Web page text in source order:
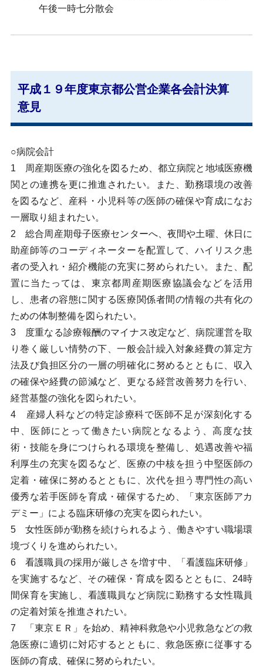
午後一時七分散会
平成１９年度東京都公営企業各会計決算
意見
○病院会計
1 周産期医療の強化を図るため、都立病院と地域医療機
関との連携を更に推進されたい。また、勤務環境の改善
を図るなど、産科・小児科等の医師の確保や育成になお
一層取り組まれたい。
2 総合周産期母子医療センターへ、夜間や土曜、休日に
助産師等のコーディネーターを配置して、ハイリスク患
者の受入れ・紹介機能の充実に努められたい。また、配
置に当たっては、東京都周産期医療協議会などを活用
し、患者の容態に関する医療関係者間の情報の共有化の
ための体制整備を図られたい。
3 度重なる診療報酬のマイナス改定など、病院運営を取
り巻く厳しい情勢の下、一般会計繰入対象経費の算定方
法及び負担区分の一層の明確化に努めるとともに、収入
の確保や経費の節減など、更なる経営改善努力を行い、
経営基盤の強化を図られたい。
4 産婦人科などの特定診療科で医師不足が深刻化する
中、医師にとって働きたい病院となるよう、高度な技
術・技能を身につけられる環境を整備し、処遇改善や福
利厚生の充実を図るなど、医療の中核を担う中堅医師の
定着・確保に努めるとともに、次代を担う専門性の高い
優秀な若手医師を育成・確保するため、「東京医師アカ
デミー」による臨床研修の充実を図られたい。
5 女性医師が勤務を続けられるよう、働きやすい職場環
境づくりを進められたい。
6 看護職員の採用が厳しさを増す中、「看護臨床研修」
を実施するなど、その確保・育成を図るとともに、24時
間保育を実施し、看護職員など病院に勤務する女性職員
の定着対策を推進されたい。
7 「東京ＥＲ」を始め、精神科救急や小児救急などの救
急医療に適切に対応するとともに、救急医療に従事する
医師の育成、確保に努められたい。